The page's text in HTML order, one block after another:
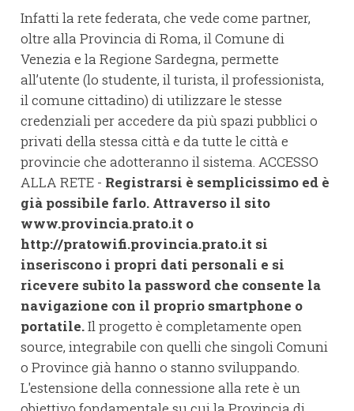
Infatti la rete federata, che vede come partner,
oltre alla Provincia di Roma, il Comune di
Venezia e la Regione Sardegna, permette
all’utente (lo studente, il turista, il professionista,
il comune cittadino) di utilizzare le stesse
credenziali per accedere da più spazi pubblici o
privati della stessa città e da tutte le città e
provincie che adotteranno il sistema. ACCESSO
ALLA RETE - Registrarsi è semplicissimo ed è
già possibile farlo. Attraverso il sito
www.provincia.prato.it o
http://pratowifi.provincia.prato.it si
inseriscono i propri dati personali e si
ricevere subito la password che consente la
navigazione con il proprio smartphone o
portatile.Il progetto è completamente open
source, integrabile con quelli che singoli Comuni
o Province già hanno o stanno sviluppando.
L'estensione della connessione alla rete è un